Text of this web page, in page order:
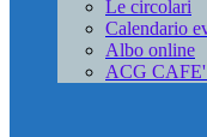
Le circolari
Calendario
Albo online
ACG